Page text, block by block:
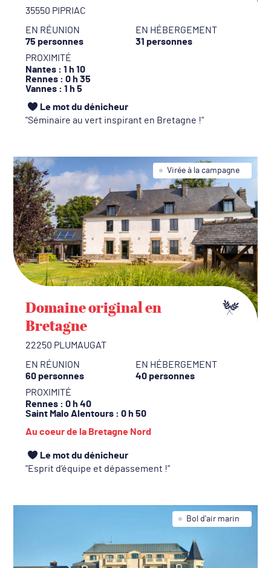
35550 PIPRIAC
EN RÉUNION
75 personnes
EN HÉBERGEMENT
31 personnes
PROXIMITÉ
Nantes : 1 h 10
Rennes : 0 h 35
Vannes : 1 h 5
Le mot du dénicheur
Séminaire au vert inspirant en Bretagne !
Virée à la campagne
Domaine original en
Bretagne
22250 PLUMAUGAT
EN RÉUNION
60 personnes
EN HÉBERGEMENT
40 personnes
PROXIMITÉ
Rennes : 0 h 40
Saint Malo Alentours : 0 h 50
Au coeur de la Bretagne Nord
Le mot du dénicheur
Esprit d’équipe et dépassement !
Bol d'air marin